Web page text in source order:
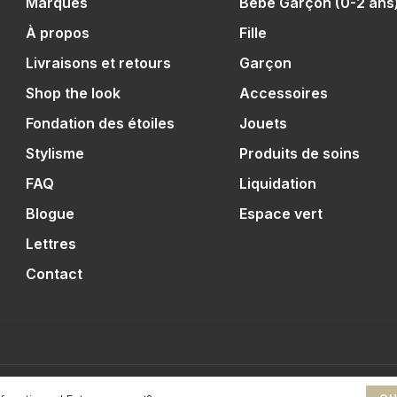
À propos
Livraisons et retours
Shop the look
Fondation des étoiles
Stylisme
FAQ
Blogue
Lettres
Contact
Fille
Garçon
Accessoires
Jouets
Produits de soins
Liquidation
Espace vert